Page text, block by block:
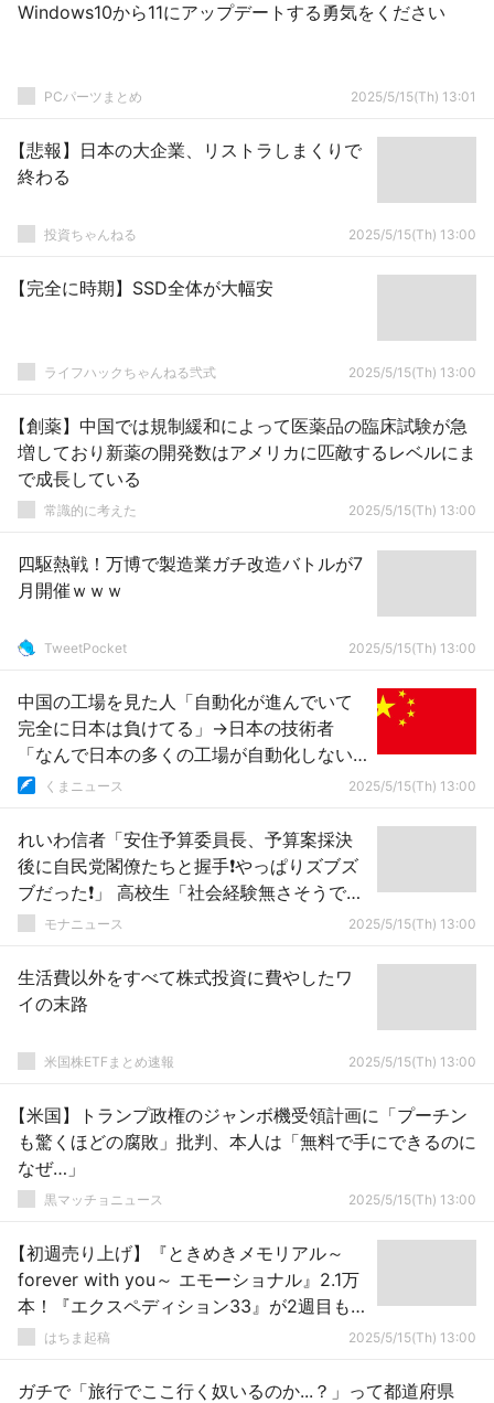
Windows10から11にアップデートする勇気をください
PCパーツまとめ 2025/5/15(Th) 13:01
【悲報】日本の大企業、リストラしまくりで
終わる
投資ちゃんねる 2025/5/15(Th) 13:00
【完全に時期】SSD全体が大幅安
ライフハックちゃんねる弐式 2025/5/15(Th) 13:00
【創薬】中国では規制緩和によって医薬品の臨床試験が急
増しており新薬の開発数はアメリカに匹敵するレベルにま
で成長している
常識的に考えた 2025/5/15(Th) 13:00
四駆熱戦！万博で製造業ガチ改造バトルが7
月開催ｗｗｗ
TweetPocket 2025/5/15(Th) 13:00
中国の工場を見た人「自動化が進んでいて
完全に日本は負けてる」→日本の技術者
「なんで日本の多くの工場が自動化しない
か考えたことある？」
くまニュース 2025/5/15(Th) 13:00
れいわ信者「安住予算委員長、予算案採決
後に自民党閣僚たちと握手❗やっぱりズブズ
ブだった❗」 高校生「社会経験無さそうです
ねアナタ」
モナニュース 2025/5/15(Th) 13:00
生活費以外をすべて株式投資に費やしたワ
イの末路
米国株ETFまとめ速報 2025/5/15(Th) 13:00
【米国】トランプ政権のジャンボ機受領計画に「プーチン
も驚くほどの腐敗」批判、本人は「無料で手にできるのに
なぜ…」
黒マッチョニュース 2025/5/15(Th) 13:00
【初週売り上げ】『ときめきメモリアル～
forever with you～ エモーショナル』2.1万
本！『エクスペディション33』が2週目もラ
ンクイン
はちま起稿 2025/5/15(Th) 13:00
ガチで「旅行でここ行く奴いるのか...？」って都道府県